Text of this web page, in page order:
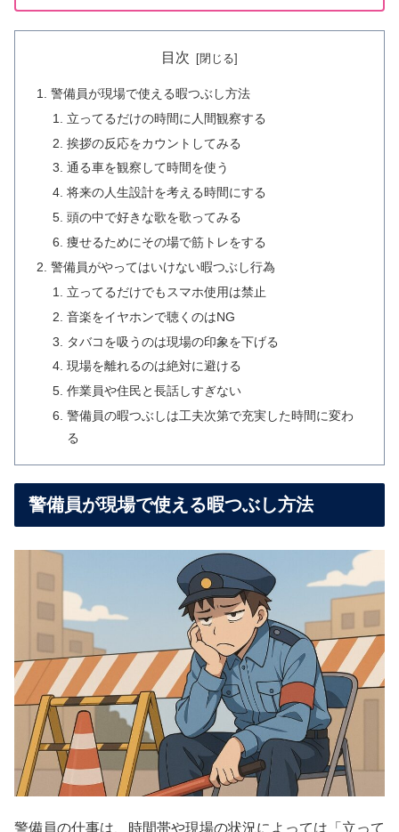
目次
警備員が現場で使える暇つぶし方法
立ってるだけの時間に人間観察する
挨拶の反応をカウントしてみる
通る車を観察して時間を使う
将来の人生設計を考える時間にする
頭の中で好きな歌を歌ってみる
痩せるためにその場で筋トレをする
警備員がやってはいけない暇つぶし行為
立ってるだけでもスマホ使用は禁止
音楽をイヤホンで聴くのはNG
タバコを吸うのは現場の印象を下げる
現場を離れるのは絶対に避ける
作業員や住民と長話しすぎない
警備員の暇つぶしは工夫次第で充実した時間に変わ
る
警備員が現場で使える暇つぶし方法
警備員の仕事は、時間帯や現場の状況によっては「立って